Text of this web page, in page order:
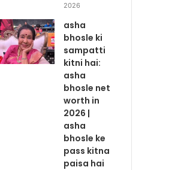
2026
asha
bhosle ki
sampatti
kitni hai:
asha
bhosle net
worth in
2026 |
asha
bhosle ke
pass kitna
paisa hai